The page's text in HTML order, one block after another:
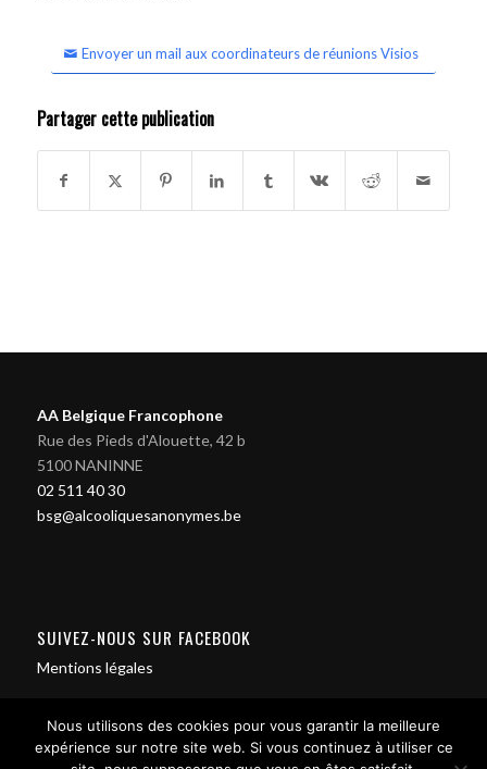
Envoyer un mail aux coordinateurs de réunions Visios
Partager cette publication
AA Belgique Francophone
Rue des Pieds d'Alouette, 42 b
5100 NANINNE
02 511 40 30
bsg@alcooliquesanonymes.be
SUIVEZ-NOUS SUR FACEBOOK
Mentions légales
Nous utilisons des cookies pour vous garantir la meilleure
expérience sur notre site web. Si vous continuez à utiliser ce